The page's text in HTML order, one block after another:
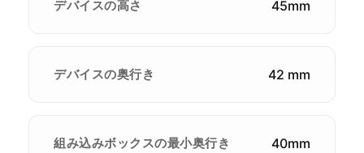
デバイスの高さ 45mm
デバイスの奥行き 42 mm
組み込みボックスの最小奥行き 40mm